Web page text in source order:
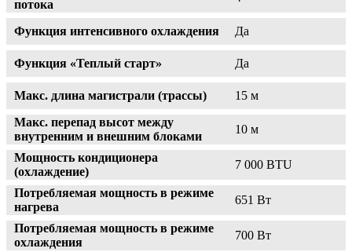
потока
Функция интенсивного охлаждения Да
Функция «Теплый старт» Да
Макс. длина магистрали (трассы)
15 м
Макс. перепад высот между
внутренним и внешним блоками
10 м
Мощность кондиционера
(охлаждение)
7 000 BTU
Потребляемая мощность в режиме
нагрева
651 Вт
Потребляемая мощность в режиме
охлаждения
700 Вт